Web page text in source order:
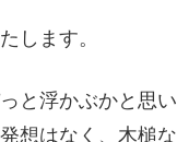
します。
と浮かぶかと思
想はなく、木槌